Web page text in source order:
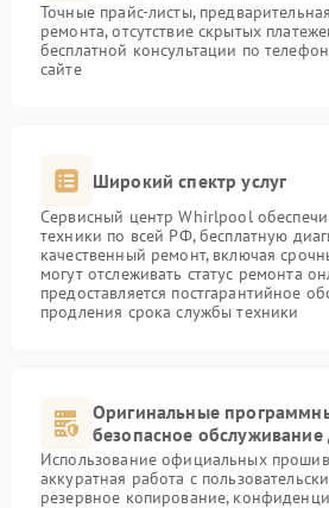
Точные прайс-листы,
ремонта, отсутствие скрытых
бесплатной консультации по
сайте
Широкий спектр услуг
Сервисный центр Whirlpool
техники по всей РФ, бесплатную
качественный ремонт, включая
могут отслеживать статус ремонта
предоставляется постгарантийное
продления срока службы техники
Оригинальные
безопасное
Использование официальных
аккуратная работа с
резервное копирование,